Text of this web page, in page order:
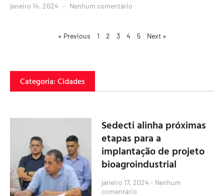
janeiro 14, 2024 Nenhum comentário
« Previous 1 2 3 4 5 Next »
Categoria: Cidades
Sedecti alinha próximas
etapas para a
implantação de projeto
bioagroindustrial
janeiro 17, 2024 Nenhum
comentário